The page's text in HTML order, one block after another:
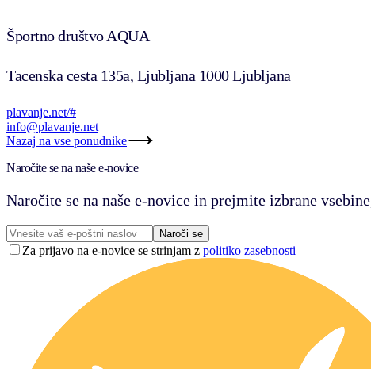
Športno društvo AQUA
Tacenska cesta 135a, Ljubljana 1000 Ljubljana
plavanje.net/#
info@plavanje.net
Nazaj na vse ponudnike
Naročite se na naše e-novice
Naročite se na naše e-novice in prejmite izbrane
Naroči se
Za prijavo na e-novice se strinjam z politiko zasebnosti